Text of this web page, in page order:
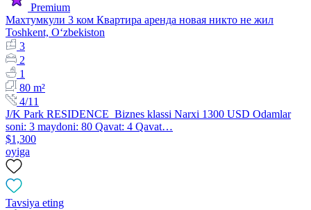
Premium
Махтумкули 3 ком Квартира аренда новая никто не жил
Toshkent, Oʻzbekiston
3
2
1
80 m²
4/11
J/K Park RESIDENCE Biznes klassi Narxi 1300 USD Odamlar
soni: 3 maydoni: 80 Qavat: 4 Qavat…
$1,300
oyiga
Tavsiya eting